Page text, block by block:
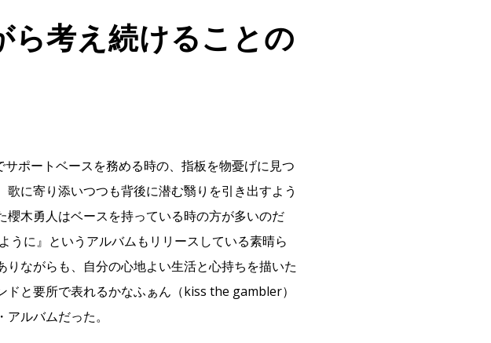
ら考え続けることの
ポートベースを務める時の、指板を物憂げに見つ
に寄り添いつつも背後に潜む翳りを引き出すよう
木勇人はベースを持っている時の方が多いのだ
うに』というアルバムもリリースしている素晴ら
ながらも、自分の心地よい生活と心持ちを描いた
と要所で表れるかなふぁん（kiss the gambler）
ルバムだった。